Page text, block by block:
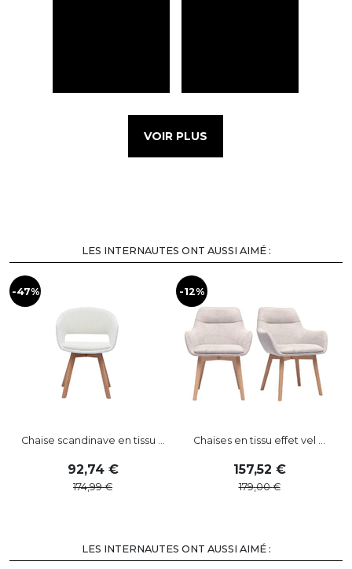
VOIR PLUS
LES INTERNAUTES ONT AUSSI AIMÉ :
-47%
Chaise scandinave en tissu ...
92,74
174,99
-12%
Chaises en tissu effet vel ...
157,52
179,00
LES INTERNAUTES ONT AUSSI AIMÉ :